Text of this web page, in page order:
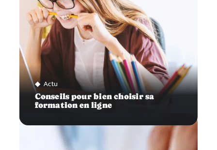
Actu
Conseils pour bien choisir sa
formation en ligne